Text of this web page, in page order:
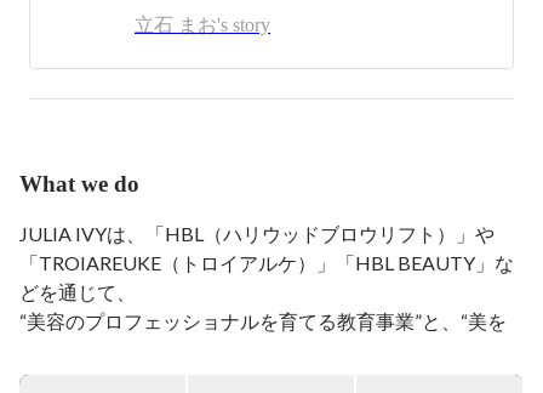
両親から「眉毛はお店で整えてもらいなさい」と言われ
ていた私が、転職を考えだしたタイミングで”眉毛の会
社”JULIA IVYと出会いました。
を中心に行っています。
日本中の美容室や美容サロンでHBL施術が当たり前の
ように受けれる世界
眉毛をプロが整えてもらう事がスタンダードとなる世界
HBLを通してみんながHappyになる世の中
立石 まお's story
What we do
JULIA IVYは、「HBL（ハリウッドブロウリフト）」や
「TROIAREUKE（トロイアルケ）」「HBL BEAUTY」な
どを通じて、
“美容のプロフェッショナルを育てる教育事業”と、“美を
す。